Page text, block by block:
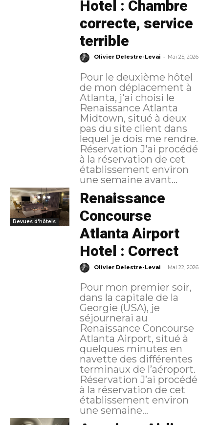
Hotel : Chambre
correcte, service
terrible
Olivier Delestre-Levai - Mai 25, 2026
Pour le deuxième hôtel
de mon déplacement à
Atlanta, j'ai choisi le
Renaissance Atlanta
Midtown, situé à deux
pas du site client dans
lequel je dois me rendre.
Réservation J'ai procédé
à la réservation de cet
établissement environ
une semaine avant...
Revues d'hôtels
Renaissance
Concourse
Atlanta Airport
Hotel : Correct
Olivier Delestre-Levai - Mai 22, 2026
Pour mon premier soir,
dans la capitale de la
Georgie (USA), je
séjournerai au
Renaissance Concourse
Atlanta Airport, situé à
quelques minutes en
navette des différentes
terminaux de l’aéroport.
Réservation J’ai procédé
à la réservation de cet
établissement environ
une semaine...